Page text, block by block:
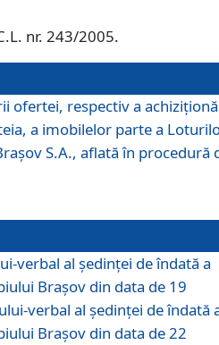
nr. 243/2005.
ofertei, respectiv a
a imobilelor parte a
S.A., aflată în procedură
verbal al şedinţei de îndată a
Braşov din data de 19
verbal al şedinţei de îndată
Braşov din data de 22